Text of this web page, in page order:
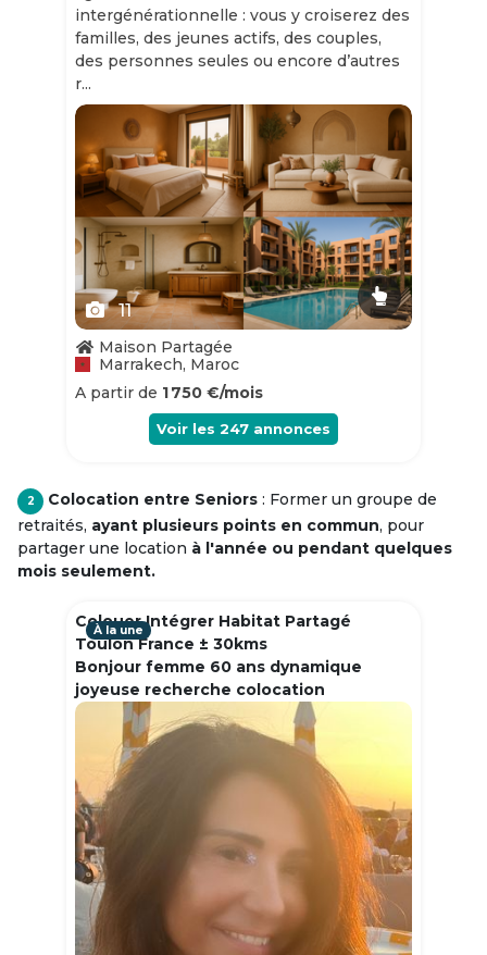
intergénérationnelle : vous y croiserez des
familles, des jeunes actifs, des couples,
des personnes seules ou encore d’autres
r...
Slide 1 of 11
11
Maison Partagée
Marrakech, Maroc
A partir de 1 750 €/mois
Voir les 247 annonces
2 Colocation entre Seniors : Former un groupe de
retraités, ayant plusieurs points en commun, pour
partager une location à l'année ou pendant quelques
mois seulement.
Colouer Intégrer Habitat Partagé
Toulon France ± 30kms
Bonjour femme 60 ans dynamique
joyeuse recherche colocation
À la une